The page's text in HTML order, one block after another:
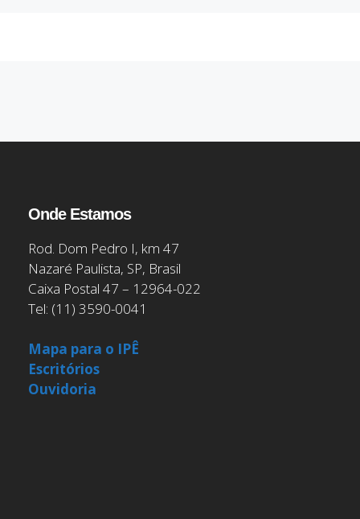
Onde Estamos
Rod. Dom Pedro I, km 47
Nazaré Paulista, SP, Brasil
Caixa Postal 47 – 12964-022
Tel: (11) 3590-0041
Mapa para o IPÊ
Escritórios
Ouvidoria